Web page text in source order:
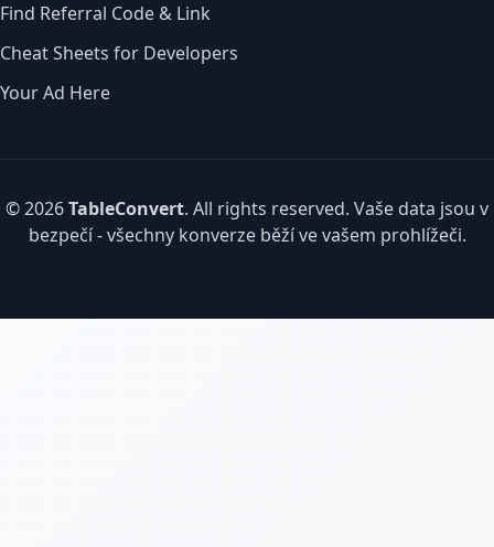
Find Referral Code & Link
Cheat Sheets for Developers
Your Ad Here
© 2026TableConvert. All rights reserved. Vaše data jsou v
bezpečí - všechny konverze běží ve vašem prohlížeči.